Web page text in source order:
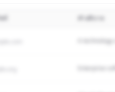
ต์ คำอธิบาย
A technology